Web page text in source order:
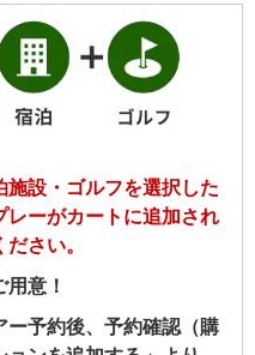
設・ゴルフを選択した
レーがカートに追加され
さい。
意！
ー予約後、予約確認（購